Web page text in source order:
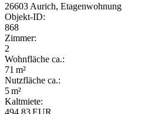
26603 Aurich, Etagenwohnung
Objekt-ID:
868
Zimmer:
2
Wohnfläche ca.:
71 m²
Nutzfläche ca.:
5 m²
Kaltmiete:
494,83 EUR